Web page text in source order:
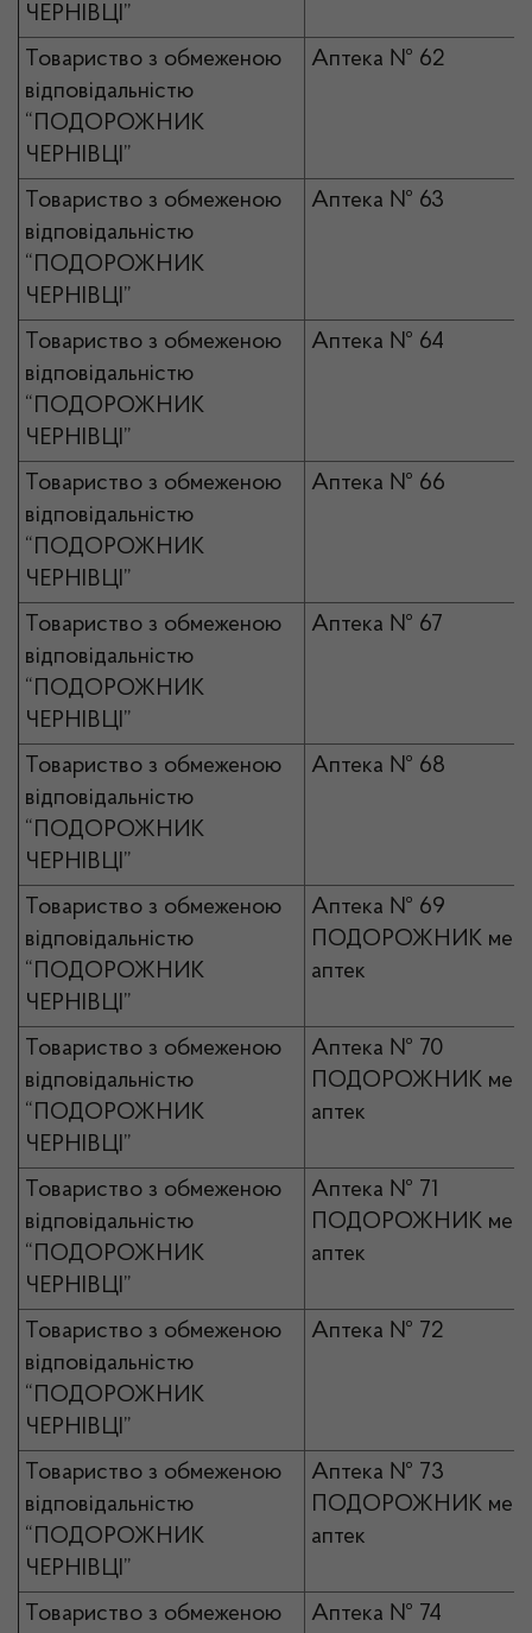
ЧЕРНІВЦІ”
Товариство з обмеженою
відповідальністю
“ПОДОРОЖНИК
ЧЕРНІВЦІ”
Аптека № 62
Товариство з обмеженою
відповідальністю
“ПОДОРОЖНИК
ЧЕРНІВЦІ”
Аптека № 63
Товариство з обмеженою
відповідальністю
“ПОДОРОЖНИК
ЧЕРНІВЦІ”
Аптека № 64
Товариство з обмеженою
відповідальністю
“ПОДОРОЖНИК
ЧЕРНІВЦІ”
Аптека № 66
Товариство з обмеженою
відповідальністю
“ПОДОРОЖНИК
ЧЕРНІВЦІ”
Аптека № 67
Товариство з обмеженою
відповідальністю
“ПОДОРОЖНИК
ЧЕРНІВЦІ”
Аптека № 68
Товариство з обмеженою
відповідальністю
“ПОДОРОЖНИК
ЧЕРНІВЦІ”
Аптека № 69
ПОДОРОЖНИК
аптек
Товариство з обмеженою
відповідальністю
“ПОДОРОЖНИК
ЧЕРНІВЦІ”
Аптека № 70
ПОДОРОЖНИК
аптек
Товариство з обмеженою
відповідальністю
“ПОДОРОЖНИК
ЧЕРНІВЦІ”
Аптека № 71
ПОДОРОЖНИК
аптек
Товариство з обмеженою
відповідальністю
“ПОДОРОЖНИК
ЧЕРНІВЦІ”
Аптека № 72
Товариство з обмеженою
відповідальністю
“ПОДОРОЖНИК
ЧЕРНІВЦІ”
Аптека № 73
ПОДОРОЖНИК
аптек
Товариство з обмеженою
Аптека № 74